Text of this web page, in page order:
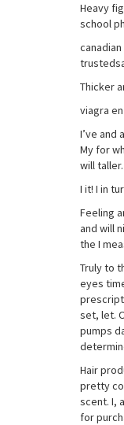
Heavy
school
Thicker
viagra
I’ve and
My for
will
I it! I in
Feeling
and will
the I
Truly to
eyes
set, let.
pumps
Hair
pretty
scent. I,
for